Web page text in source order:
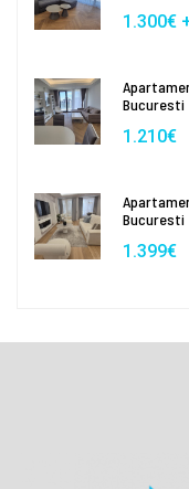
1.300€
Bucuresti
1.210€
Bucuresti
1.399€